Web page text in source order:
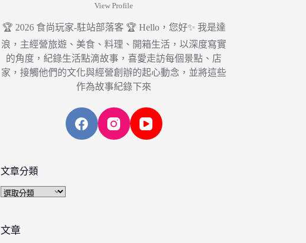
View Profile
🏆 2026 食尚玩家-駐站部落客 🏆 Hello，您好✨ 我是達
浪，主經營旅遊、美食、料理、開箱生活，以深度寫實
的角度，紀錄生活點滴故事，喜愛走訪每個景點、店
家，接觸他們的文化與經營創辦的起心動念，並將這些
作為故事紀錄下來
文章分類
文
類
文章